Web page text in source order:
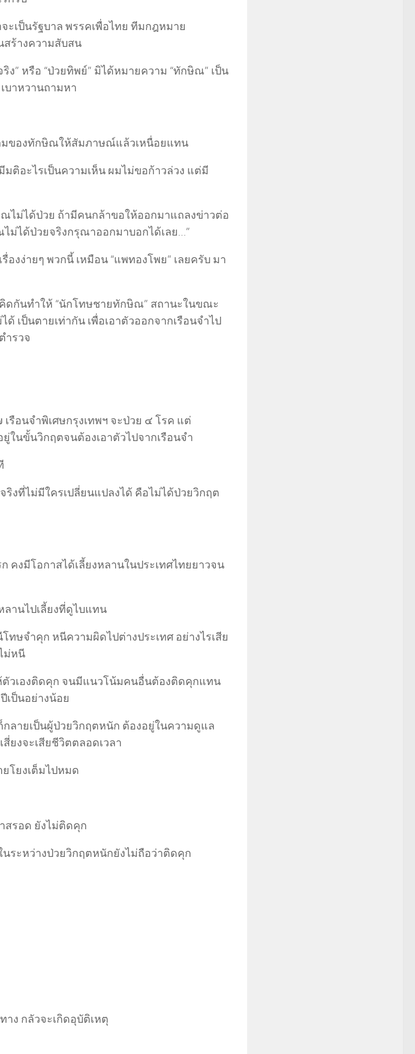
เป็นรัฐบาล พรรคเพื่อไทย ทีมกฎหมาย
สร้างความสับสน
” หรือ “ป่วยทิพย์” มิได้หมายความ “ทักษิณ” เป็น
บาหวานถามหา
มของทักษิณให้สัมภาษณ์แล้วเหนื่อยแทน
ติอะไรเป็นความเห็น ผมไม่ขอก้าวล่วง แต่มี
ไม่ได้ป่วย ถ้ามีคนกล้าขอให้ออกมาแถลงข่าวต่อ
ม่ได้ป่วยจริงกรุณาออกมาบอกได้เลย…”
องง่ายๆ พวกนี้ เหมือน “แพทองโพย” เลยครับ มา
กันทำให้ “นักโทษชายทักษิณ” สถานะในขณะ
เป็นตายเท่ากัน เพื่อเอาตัวออกจากเรือนจำไป
ำรวจ
รือนจำพิเศษกรุงเทพฯ จะป่วย ๔ โรค แต่
ในขั้นวิกฤตจนต้องเอาตัวไปจากเรือนจำ
ริงที่ไม่มีใครเปลี่ยนแปลงได้ คือไม่ได้ป่วยวิกฤต
คงมีโอกาสได้เลี้ยงหลานในประเทศไทยยาวจน
ลานไปเลี้ยงที่ดูไบแทน
ษจำคุก หนีความผิดไปต่างประเทศ อย่างไรเสีย
ม่หนี
ตัวเองติดคุก จนมีแนวโน้มคนอื่นต้องติดคุกแทน
เป็นอย่างน้อย
ลายเป็นผู้ป่วยวิกฤตหนัก ต้องอยู่ในความดูแล
ยงจะเสียชีวิตตลอดเวลา
โยงเต็มไปหมด
สรอด ยังไม่ติดคุก
ระหว่างป่วยวิกฤตหนักยังไม่ถือว่าติดคุก
ง กลัวจะเกิดอุบัติเหตุ